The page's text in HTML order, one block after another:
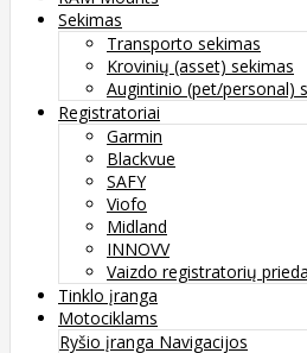
Sekimas
Transporto sekimas
Krovinių (asset) sekimas
Augintinio (pet/personal)
Registratoriai
Garmin
Blackvue
SAFY
Viofo
Midland
INNOVV
Vaizdo registratorių
Tinklo įranga
Motociklams
Ryšio įranga Navigacijos